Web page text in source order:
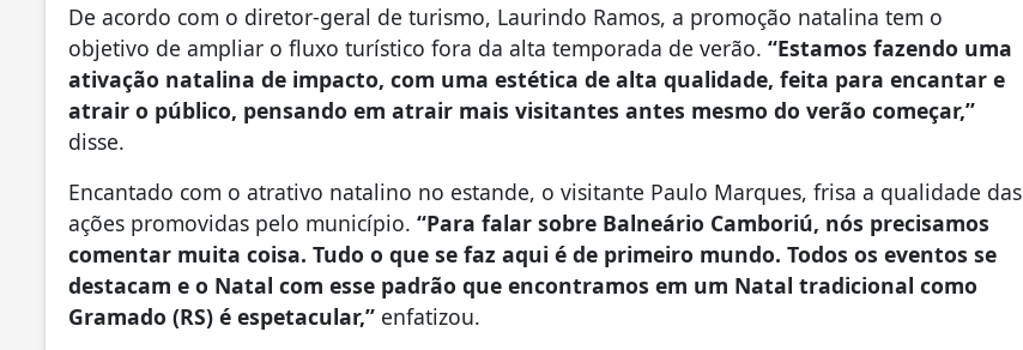
De acordo com o diretor-geral de turismo, Laurindo Ramos, a promoção natalina tem o
objetivo de ampliar o fluxo turístico fora da alta temporada de verão. “Estamos fazendo uma
ativação natalina de impacto, com uma estética de alta qualidade, feita para encantar e
atrair o público, pensando em atrair mais visitantes antes mesmo do verão começar,”
disse.
Encantado com o atrativo natalino no estande, o visitante Paulo Marques, frisa a qualidade das
ações promovidas pelo município. “Para falar sobre Balneário Camboriú, nós precisamos
comentar muita coisa. Tudo o que se faz aqui é de primeiro mundo. Todos os eventos se
destacam e o Natal com esse padrão que encontramos em um Natal tradicional como
Gramado (RS) é espetacular,” enfatizou.